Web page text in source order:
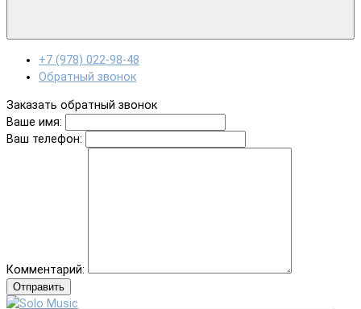
+7 (978) 022-98-48
Обратный звонок
Заказать обратный звонок
Ваше имя:
Ваш телефон:
Комментарий:
Отправить